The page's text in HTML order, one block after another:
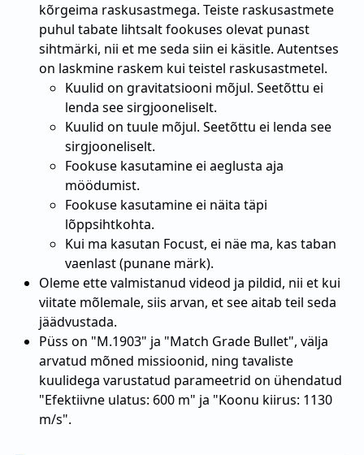
kõrgeima raskusastmega. Teiste raskusastmete
puhul tabate lihtsalt fookuses olevat punast
sihtmärki, nii et me seda siin ei käsitle. Autentses
on laskmine raskem kui teistel raskusastmetel.
Kuulid on gravitatsiooni mõjul. Seetõttu ei
lenda see sirgjooneliselt.
Kuulid on tuule mõjul. Seetõttu ei lenda see
sirgjooneliselt.
Fookuse kasutamine ei aeglusta aja
möödumist.
Fookuse kasutamine ei näita täpi
lõppsihtkohta.
Kui ma kasutan Focust, ei näe ma, kas taban
vaenlast (punane märk).
Oleme ette valmistanud videod ja pildid, nii et kui
viitate mõlemale, siis arvan, et see aitab teil seda
jäädvustada.
Püss on "M.1903" ja "Match Grade Bullet", välja
arvatud mõned missioonid, ning tavaliste
kuulidega varustatud parameetrid on ühendatud
"Efektiivne ulatus: 600 m" ja "Koonu kiirus: 1130
m/s".